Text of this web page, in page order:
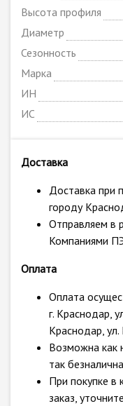
Высота профиля
Диаметр
Сезонность
Марка
ИН
ИС
Доставка
Доставка при
городу
Отправляем в
Компаниями
Оплата
Оплата
г. Краснодар,
Краснодар,
Возможна как
так
При покупке
заказ,